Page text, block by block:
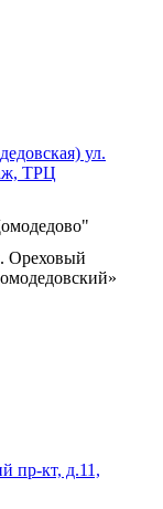
ул.
ТРЦ
Ореховый
пр-кт, д.11,